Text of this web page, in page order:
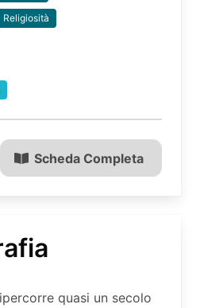
Religiosità
Scheda Completa
quasi un secolo